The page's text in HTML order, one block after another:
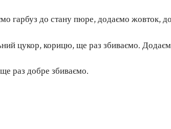
гарбуз до стану пюре, додаємо жовток,
цукор, корицю, ще раз збиваємо.
раз добре збиваємо.